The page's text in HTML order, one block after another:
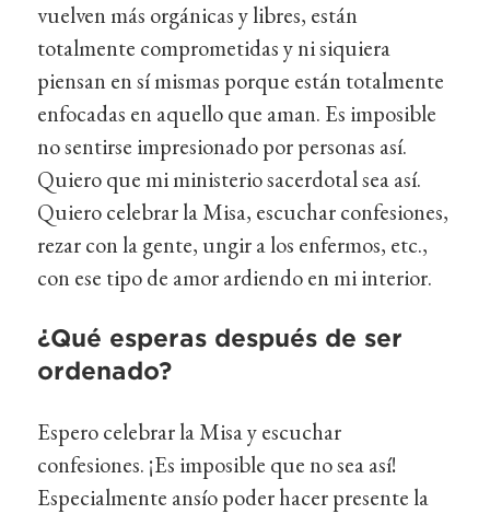
vuelven más orgánicas y libres, están
totalmente comprometidas y ni siquiera
piensan en sí mismas porque están totalmente
enfocadas en aquello que aman. Es imposible
no sentirse impresionado por personas así.
Quiero que mi ministerio sacerdotal sea así.
Quiero celebrar la Misa, escuchar confesiones,
rezar con la gente, ungir a los enfermos, etc.,
con ese tipo de amor ardiendo en mi interior.
¿Qué esperas después de ser
ordenado?
Espero celebrar la Misa y escuchar
confesiones. ¡Es imposible que no sea así!
Especialmente ansío poder hacer presente la